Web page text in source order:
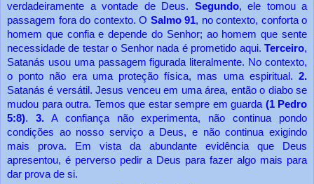
verdadeiramente a vontade de Deus. Segundo, ele tomou a
passagem fora do contexto. O Salmo 91, no contexto, conforta o
homem que confia e depende do Senhor; ao homem que sente
necessidade de testar o Senhor nada é prometido aqui. Terceiro,
Satanás usou uma passagem figurada literalmente. No contexto,
o ponto não era uma proteção física, mas uma espiritual. 2.
Satanás é versátil. Jesus venceu em uma área, então o diabo se
mudou para outra. Temos que estar sempre em guarda (1 Pedro
5:8). 3.Aconfiança não experimenta, não continua pondo
condições ao nosso serviço a Deus, e não continua exigindo
mais prova. Em vista da abundante evidência que Deus
apresentou, é perverso pedir a Deus para fazer algo mais para
dar prova de si.